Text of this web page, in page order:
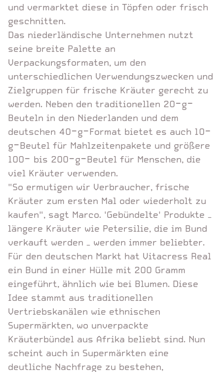
und vermarktet diese in Töpfen oder frisch
geschnitten.
Das niederländische Unternehmen nutzt
seine breite Palette an
Verpackungsformaten, um den
unterschiedlichen Verwendungszwecken und
Zielgruppen für frische Kräuter gerecht zu
werden. Neben den traditionellen 20-g-
Beuteln in den Niederlanden und dem
deutschen 40-g-Format bietet es auch 10-
g-Beutel für Mahlzeitenpakete und größere
100- bis 200-g-Beutel für Menschen, die
viel Kräuter verwenden.
"So ermutigen wir Verbraucher, frische
Kräuter zum ersten Mal oder wiederholt zu
kaufen", sagt Marco. 'Gebündelte' Produkte –
längere Kräuter wie Petersilie, die im Bund
verkauft werden – werden immer beliebter.
Für den deutschen Markt hat Vitacress Real
ein Bund in einer Hülle mit 200 Gramm
eingeführt, ähnlich wie bei Blumen. Diese
Idee stammt aus traditionellen
Vertriebskanälen wie ethnischen
Supermärkten, wo unverpackte
Kräuterbündel aus Afrika beliebt sind. Nun
scheint auch in Supermärkten eine
deutliche Nachfrage zu bestehen,